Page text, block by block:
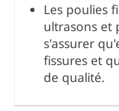
Les poulies
ultrasons et
s'assurer
fissures et
de qualité.